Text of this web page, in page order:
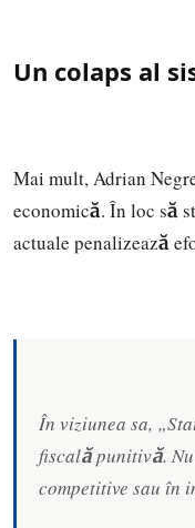
Un colaps al
Mai mult, Adrian
economică. În loc să
actuale penalizează
În viziunea sa,
fiscală punitivă.
competitive sau în